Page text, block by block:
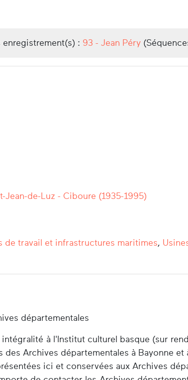
: 93 - Jean Péry
Jean-de-Luz - Ciboure (1935-1995)
de travail et infrastructures maritimes,
départementales
à l'Institut culturel basque (sur
des Archives départementales à Bayonne et
ici et conservées aux Archives